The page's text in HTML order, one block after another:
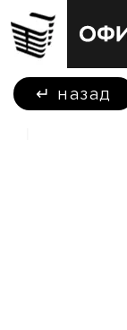
↵ назад